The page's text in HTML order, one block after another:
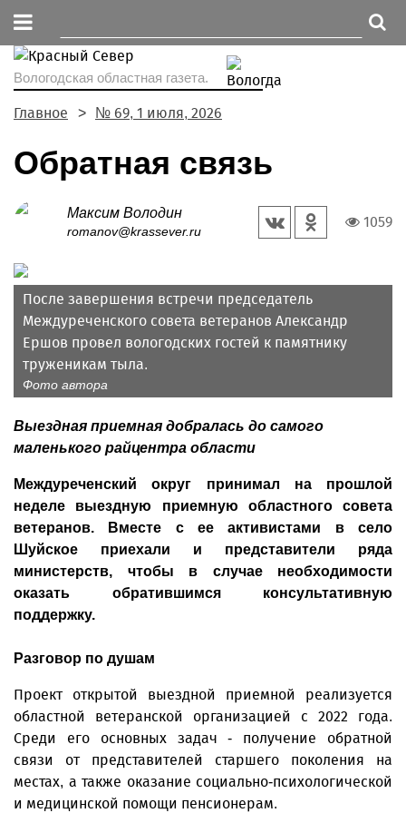
Вологодская областная газета.
Главное № 69, 1 июля, 2026
Обратная связь
Максим Володин
romanov@krassever.ru
1059
После завершения встречи председатель
Междуреченского совета ветеранов Александр
Ершов провел вологодских гостей к памятнику
труженикам тыла.
Фото автора
Выездная приемная добралась до самого
маленького райцентра области
Междуреченский округ принимал на прошлой
неделе выездную приемную областного совета
ветеранов. Вместе с ее активистами в село
Шуйское приехали и представители ряда
министерств, чтобы в случае необходимости
оказать обратившимся консультативную
поддержку.
Разговор по душам
Проект открытой выездной приемной реализуется
областной ветеранской организацией с 2022 года.
Среди его основных задач - получение обратной
связи от представителей старшего поколения на
местах, а также оказание социально-психологической
и медицинской помощи пенсионерам.